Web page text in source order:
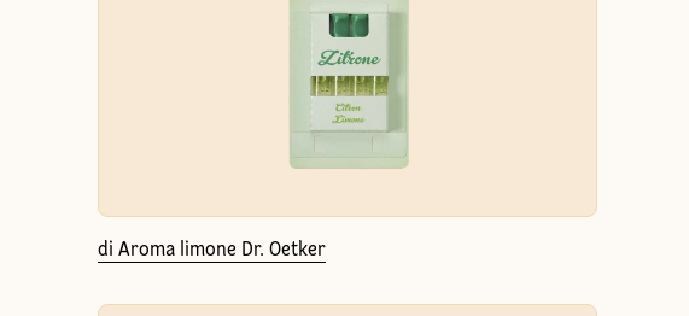
di Aroma limone Dr. Oetker